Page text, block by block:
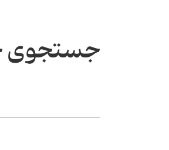
جستجوی